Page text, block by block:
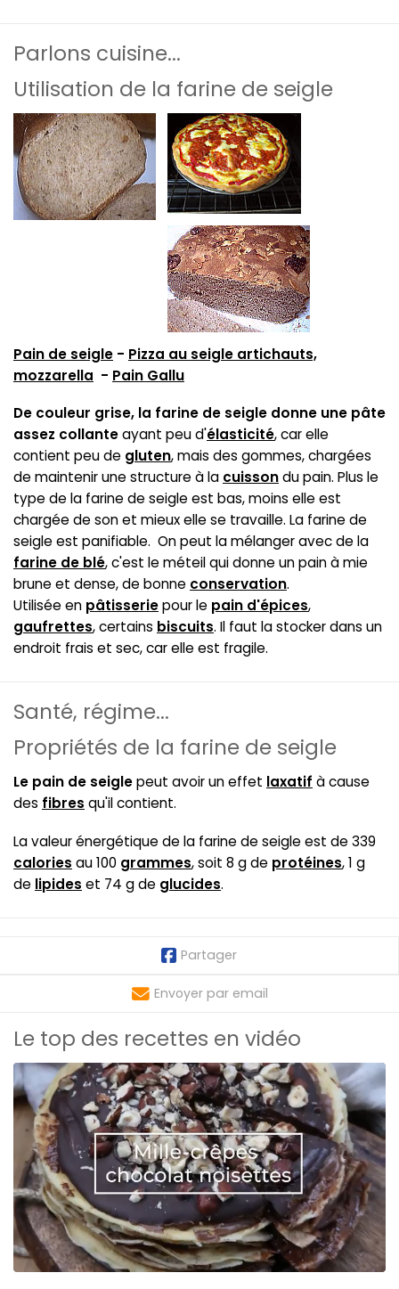
Parlons cuisine...
Utilisation de la farine de seigle
Pain de seigle - Pizza au seigle artichauts,
mozzarella - Pain Gallu
De couleur grise, la farine de seigle donne une pâte
assez collanteayant peu d'élasticité, car elle
contient peu de gluten, mais des gommes, chargées
de maintenir une structure à la cuissondu pain. Plus le
type de la farine de seigle est bas, moins elle est
chargée de son et mieux elle se travaille. La farine de
seigle est panifiable. On peut la mélanger avec de la
farine de blé, c'est le méteil qui donne un pain à mie
brune et dense, de bonne conservation.
Utilisée en pâtisseriepour le pain d'épices,
gaufrettes, certains biscuits. Il faut la stocker dans un
endroit frais et sec, car elle est fragile.
Santé, régime...
Propriétés de la farine de seigle
Le pain de seiglepeut avoir un effet laxatif à cause
des fibres qu'il contient.
La valeur énergétique de la farine de seigle est de 339
calories au 100 grammes, soit 8 g de protéines, 1 g
de lipides et 74 g de glucides.
Partager
Envoyer par email
Le top des recettes en vidéo